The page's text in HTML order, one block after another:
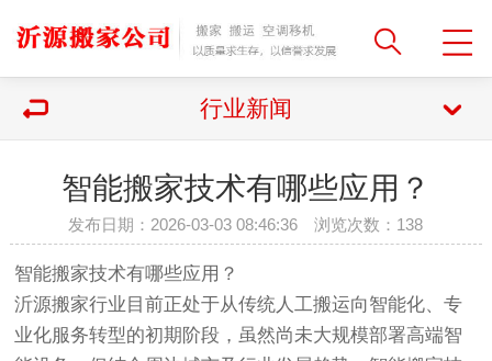
行业新闻
智能搬家技术有哪些应用？
发布日期：2026-03-03 08:46:36 浏览次数： 138
智能搬家技术有哪些应用？
沂源搬家行业目前正处于从传统人工搬运向智能化、专
业化服务转型的初期阶段，虽然尚未大规模部署高端智